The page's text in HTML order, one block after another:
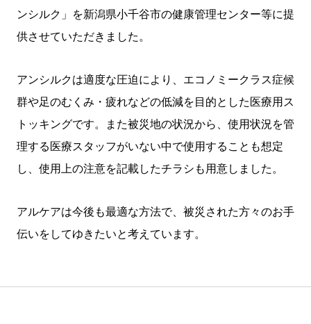
ンシルク」を新潟県小千谷市の健康管理センター等に提
供させていただきました。
アンシルクは適度な圧迫により、エコノミークラス症候
群や足のむくみ・疲れなどの低減を目的とした医療用ス
トッキングです。また被災地の状況から、使用状況を管
理する医療スタッフがいない中で使用することも想定
し、使用上の注意を記載したチラシも用意しました。
アルケアは今後も最適な方法で、被災された方々のお手
伝いをしてゆきたいと考えています。